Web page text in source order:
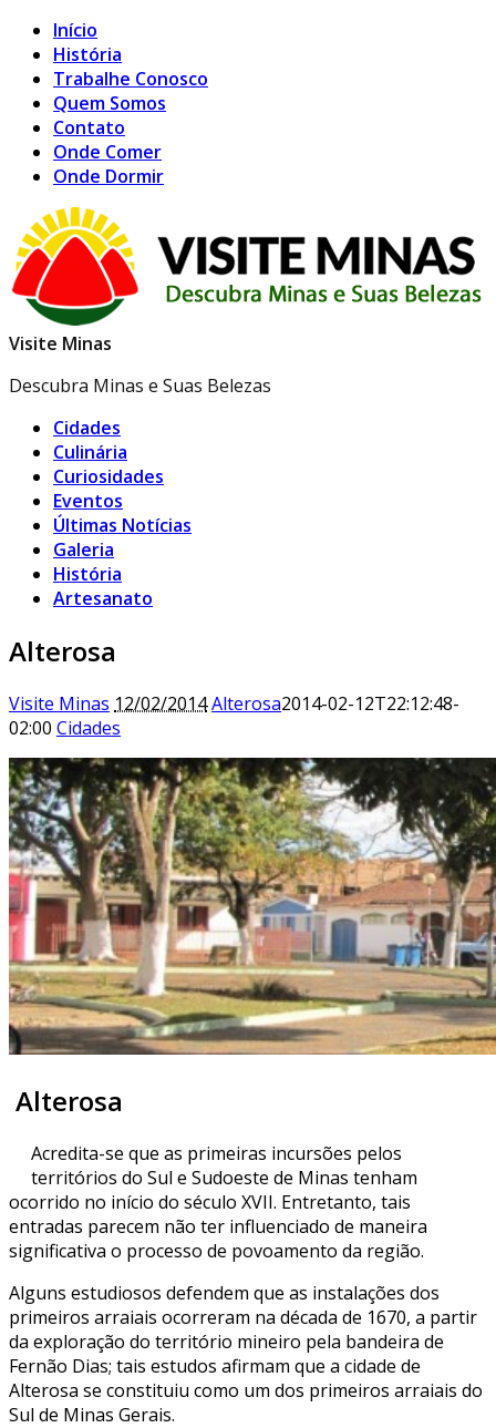
Início
História
Trabalhe Conosco
Quem Somos
Contato
Onde Comer
Onde Dormir
Visite Minas
Descubra Minas e Suas Belezas
Cidades
Culinária
Curiosidades
Eventos
Últimas Notícias
Galeria
História
Artesanato
Alterosa
Visite Minas 12/02/2014Alterosa2014-02-12T22:12:48-
02:00 Cidades
Alterosa
Acredita-se que as primeiras incursões pelos
territórios do Sul e Sudoeste de Minas tenham
ocorrido no início do século XVII. Entretanto, tais
entradas parecem não ter influenciado de maneira
significativa o processo de povoamento da região.
Alguns estudiosos defendem que as instalações dos
primeiros arraiais ocorreram na década de 1670, a partir
da exploração do território mineiro pela bandeira de
Fernão Dias; tais estudos afirmam que a cidade de
Alterosa se constituiu como um dos primeiros arraiais do
Sul de Minas Gerais.